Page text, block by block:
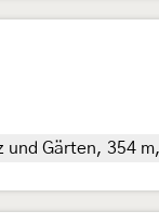
Gärten, 354